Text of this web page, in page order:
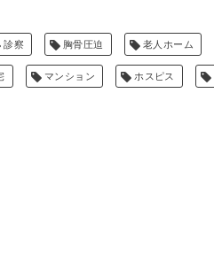
診察 胸骨圧迫 老人ホーム
マンション ホスピス